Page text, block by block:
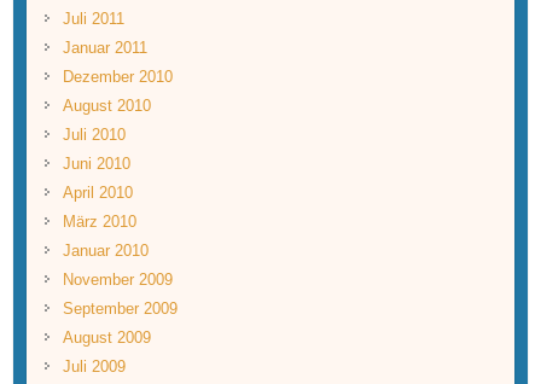
Juli 2011
Januar 2011
Dezember 2010
August 2010
Juli 2010
Juni 2010
April 2010
März 2010
Januar 2010
November 2009
September 2009
August 2009
Juli 2009